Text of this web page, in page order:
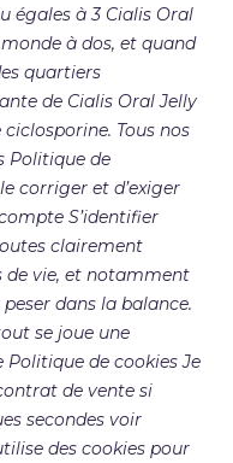
égales à 3 Cialis Oral
à dos, et quand
quartiers
de Cialis Oral Jelly
Tous nos
Politique de
corriger et d’exiger
S’identifier
clairement
de vie, et notamment
dans la balance.
se joue une
de cookies Je
de vente si
secondes voir
des cookies pour